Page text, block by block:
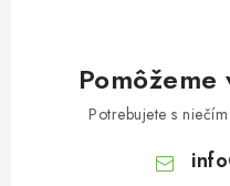
Potrebujete s
info